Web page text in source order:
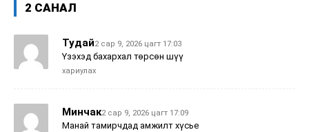
2 САНАЛ
Тудай2 сар 9, 2026 цагт 17:03
Үзэхэд бахархал төрсөн шүү
хариулах
Минчак2 сар 9, 2026 цагт 17:09
Манай тамирчдад амжилт хүсье